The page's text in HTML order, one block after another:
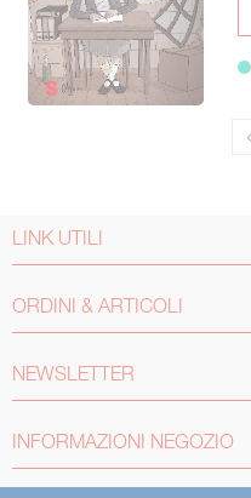
LINK UTILI
ORDINI & ARTICOLI
NEWSLETTER
INFORMAZIONI NEGOZIO